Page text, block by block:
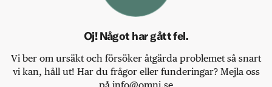
Oj! Något har gått fel.
Vi ber om ursäkt och försöker åtgärda problemet så snart
vi kan, håll ut! Har du frågor eller funderingar? Mejla oss